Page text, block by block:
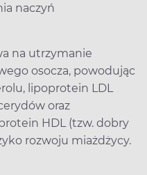
naczyń
na utrzymanie
osocza, powodując
lipoprotein LDL
oraz
HDL (tzw. dobry
rozwoju miażdżycy.